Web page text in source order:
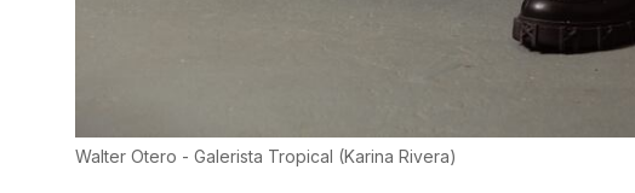
Walter Otero - Galerista Tropical (Karina Rivera)